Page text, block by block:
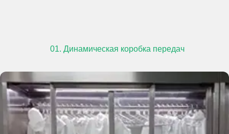
01. Динамическая коробка передач